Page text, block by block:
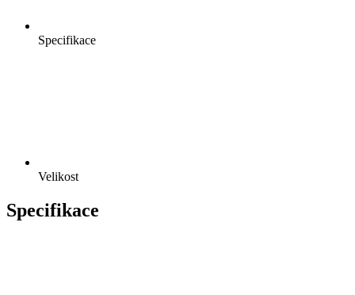
Specifikace
Velikost
Specifikace